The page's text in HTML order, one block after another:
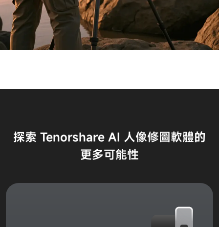
探索 Tenorshare AI 人像修圖軟體的
更多可能性